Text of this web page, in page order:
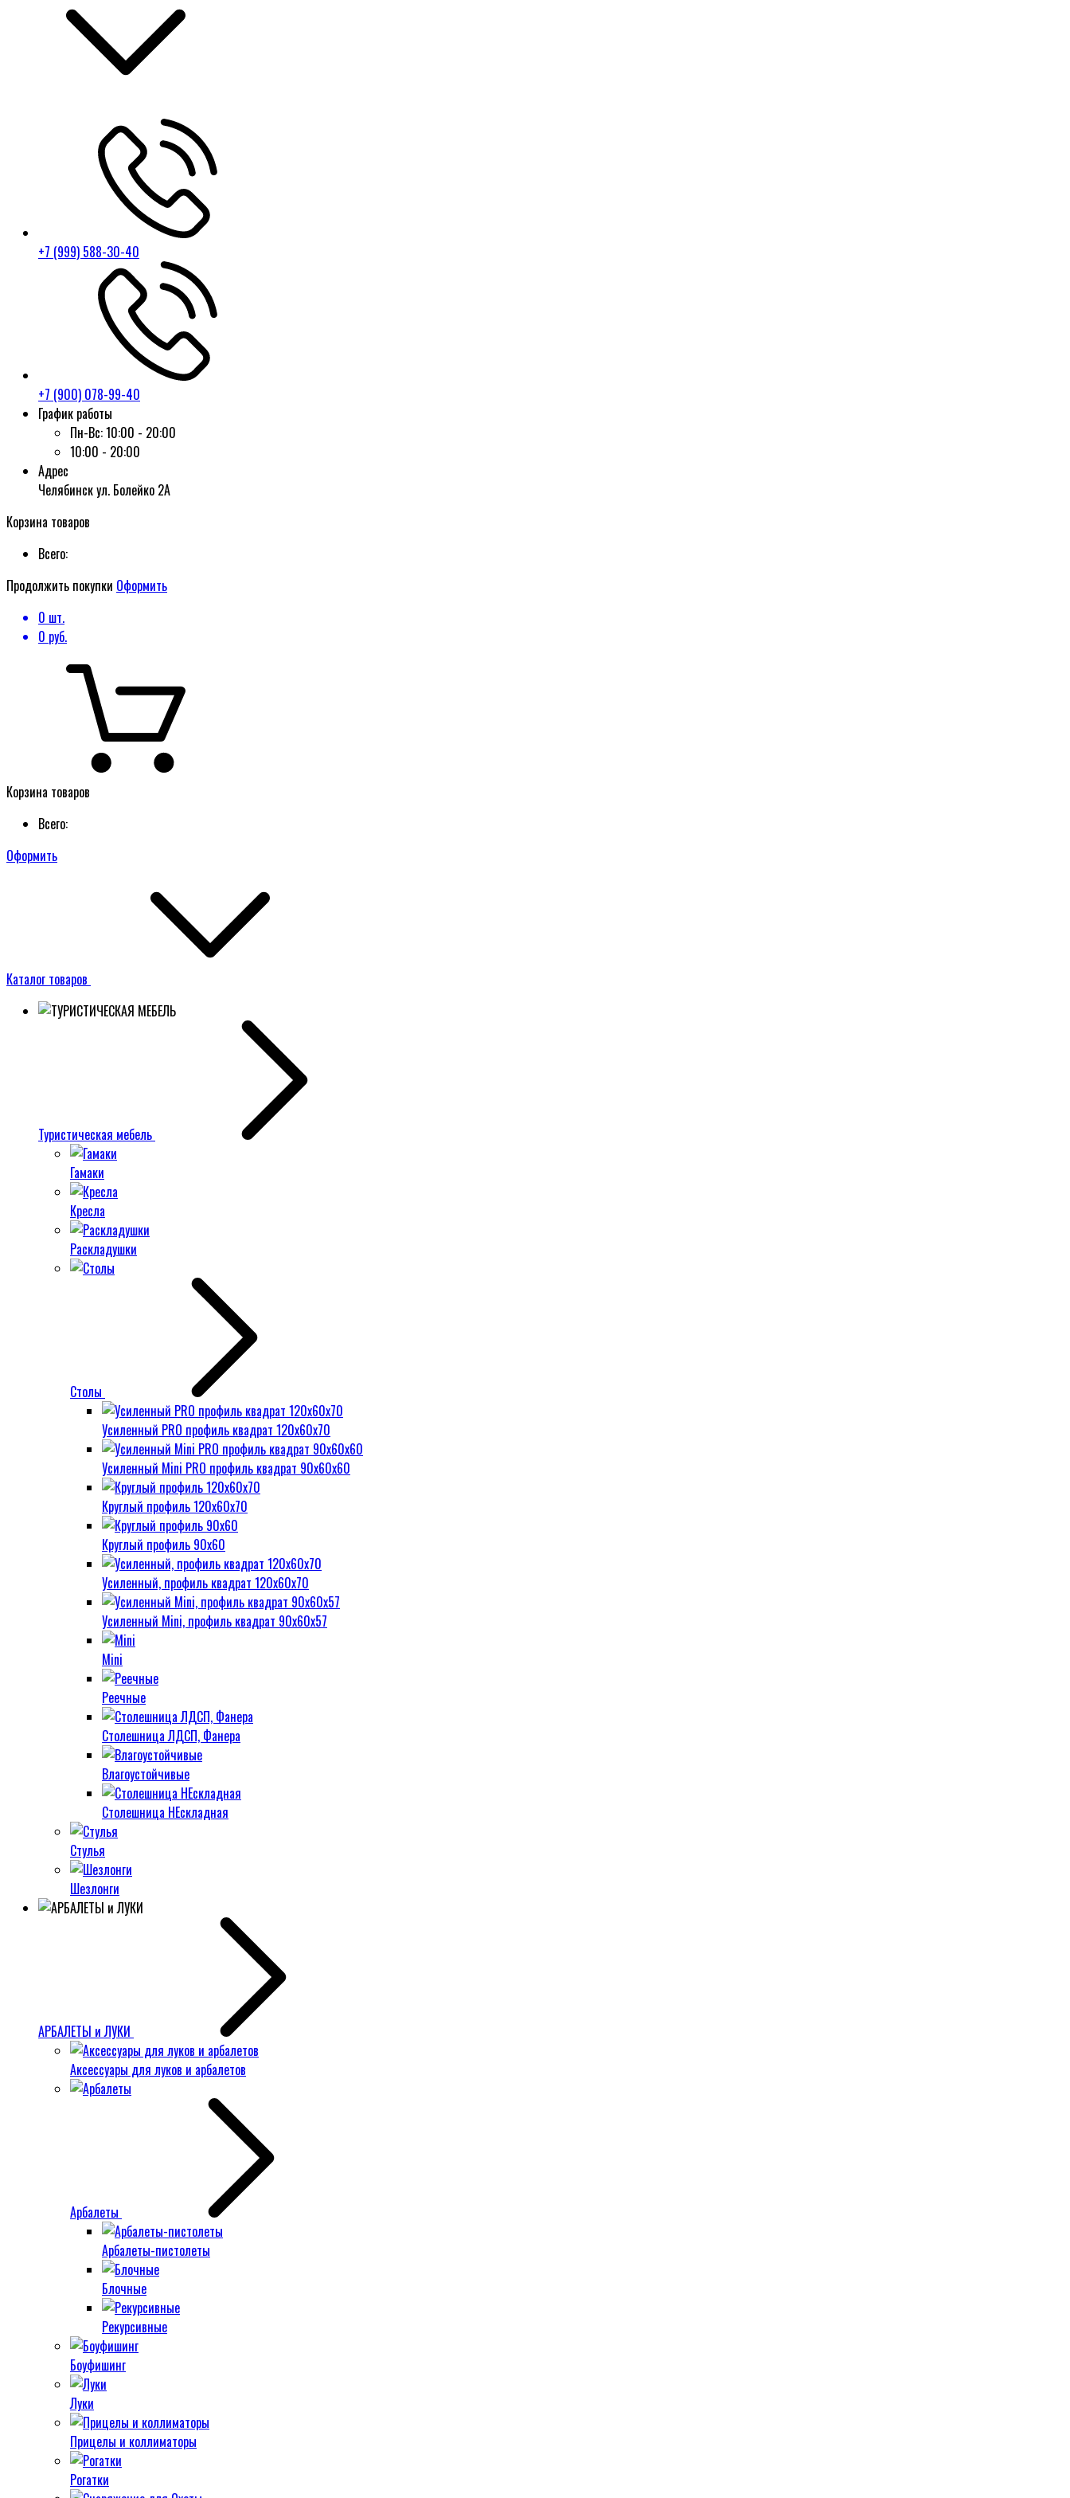
+7 (999) 588-30-40
+7 (900) 078-99-40
График работы
Пн-Вс:10:00 - 20:00
10:00 - 20:00
Адрес
Челябинск ул. Болейко 2А
Корзина товаров
Всего:
Продолжить покупки Оформить
0 шт.
0 руб.
Корзина товаров
Всего:
Оформить
Каталог товаров
Туристическая мебель
Гамаки
Кресла
Раскладушки
Столы
Усиленный PRO профиль квадрат 120х60х70
Усиленный Mini PRO профиль квадрат 90х60х60
Круглый профиль 120х60х70
Круглый профиль 90х60
Усиленный, профиль квадрат 120х60х70
Усиленный Mini, профиль квадрат 90х60х57
Mini
Реечные
Столешница ЛДСП, Фанера
Влагоустойчивые
Столешница НЕскладная
Стулья
Шезлонги
АРБАЛЕТЫ и ЛУКИ
Аксессуары для луков и арбалетов
Арбалеты
Арбалеты-пистолеты
Блочные
Рекурсивные
Боуфишинг
Луки
Прицелы и коллиматоры
Рогатки